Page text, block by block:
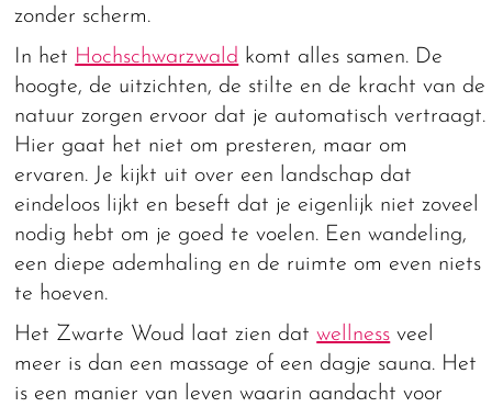
zonder scherm.
In het Hochschwarzwald komt alles samen. De
hoogte, de uitzichten, de stilte en de kracht van de
natuur zorgen ervoor dat je automatisch vertraagt.
Hier gaat het niet om presteren, maar om
ervaren. Je kijkt uit over een landschap dat
eindeloos lijkt en beseft dat je eigenlijk niet zoveel
nodig hebt om je goed te voelen. Een wandeling,
een diepe ademhaling en de ruimte om even niets
te hoeven.
Het Zwarte Woud laat zien datwellness veel
meer is dan een massage of een dagje sauna. Het
is een manier van leven waarin aandacht voor